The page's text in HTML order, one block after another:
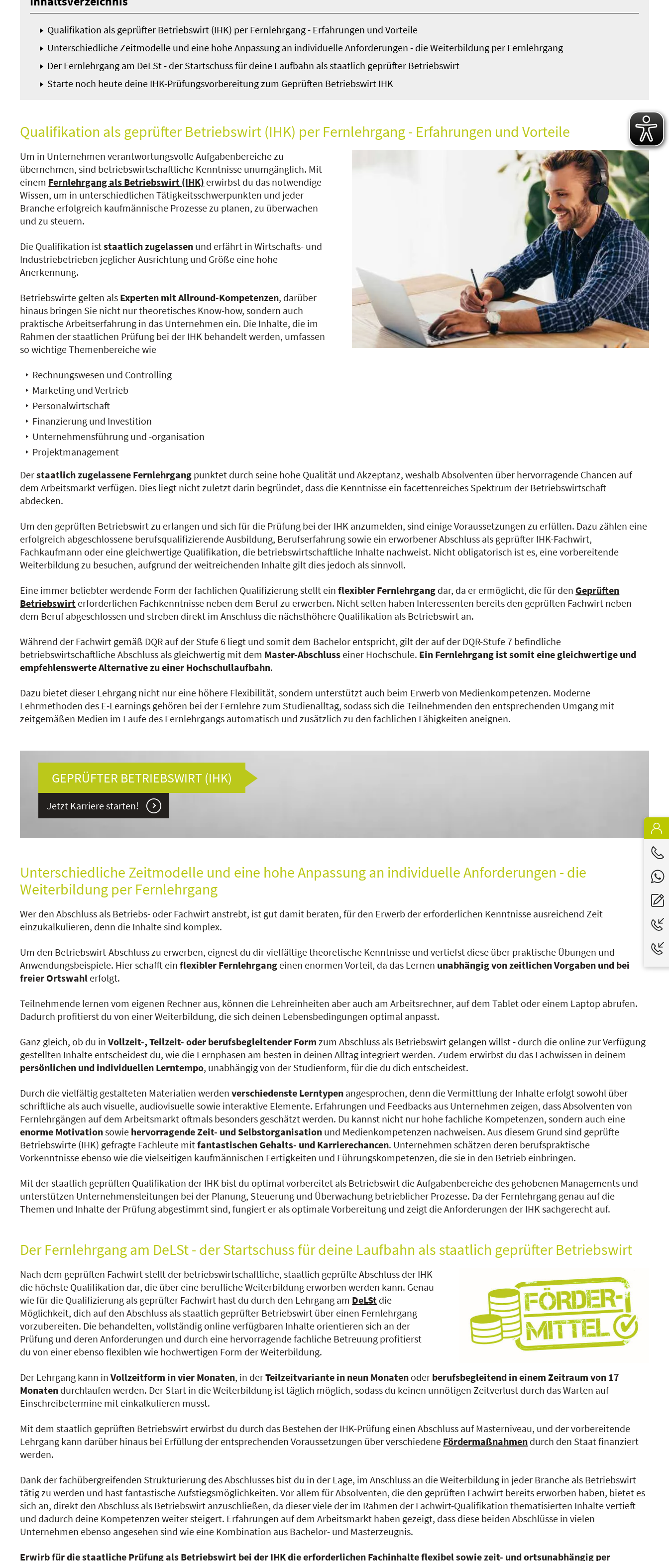
Qualifikation als geprüfter Betriebswirt (IHK) per Fernlehrgang - Erfahrungen und Vorteile
Unterschiedliche Zeitmodelle und eine hohe Anpassung an individuelle Anforderungen - die Weiterbildung per Fernlehrgang
Der Fernlehrgang am DeLSt - der Startschuss für deine Laufbahn als staatlich geprüfter Betriebswirt
Starte noch heute deine IHK-Prüfungsvorbereitung zum Geprüften Betriebswirt IHK
Qualifikation als geprüfter Betriebswirt (IHK) per Fernlehrgang - Erfahrungen und Vorteile
Um in Unternehmen verantwortungsvolle Aufgabenbereiche zu
übernehmen, sind betriebswirtschaftliche Kenntnisse unumgänglich. Mit
einem Fernlehrgang als Betriebswirt (IHK) erwirbst du das notwendige
Wissen, um in unterschiedlichen Tätigkeitsschwerpunkten und jeder
Branche erfolgreich kaufmännische Prozesse zu planen, zu überwachen
und zu steuern.
Die Qualifikation iststaatlich zugelassen und erfährt in Wirtschafts- und
Industriebetrieben jeglicher Ausrichtung und Größe eine hohe
Anerkennung.
Betriebswirte gelten als Experten mit Allround-Kompetenzen, darüber
hinaus bringen Sie nicht nur theoretisches Know-how, sondern auch
praktische Arbeitserfahrung in das Unternehmen ein. Die Inhalte, die im
Rahmen der staatlichen Prüfung bei der IHK behandelt werden, umfassen
so wichtige Themenbereiche wie
Rechnungswesen und Controlling
Marketing und Vertrieb
Personalwirtschaft
Finanzierung und Investition
Unternehmensführung und -organisation
Projektmanagement
Derstaatlich zugelassene Fernlehrgang punktet durch seine hohe Qualität und Akzeptanz, weshalb Absolventen über hervorragende Chancen auf
dem Arbeitsmarkt verfügen. Dies liegt nicht zuletzt darin begründet, dass die Kenntnisse ein facettenreiches Spektrum der Betriebswirtschaft
abdecken.
Um den geprüften Betriebswirt zu erlangen und sich für die Prüfung bei der IHK anzumelden, sind einige Voraussetzungen zu erfüllen. Dazu zählen eine
erfolgreich abgeschlossene berufsqualifizierende Ausbildung, Berufserfahrung sowie ein erworbener Abschluss als geprüfter IHK-Fachwirt,
Fachkaufmann oder eine gleichwertige Qualifikation, die betriebswirtschaftliche Inhalte nachweist. Nicht obligatorisch ist es, eine vorbereitende
Weiterbildung zu besuchen, aufgrund der weitreichenden Inhalte gilt dies jedoch als sinnvoll.
Eine immer beliebter werdende Form der fachlichen Qualifizierung stellt ein flexibler Fernlehrgang dar, da er ermöglicht, die für den Geprüften
Betriebswirt erforderlichen Fachkenntnisse neben dem Beruf zu erwerben. Nicht selten haben Interessenten bereits den geprüften Fachwirt neben
dem Beruf abgeschlossen und streben direkt im Anschluss die nächsthöhere Qualifikation als Betriebswirt an.
Während der Fachwirt gemäß DQR auf der Stufe 6 liegt und somit dem Bachelor entspricht, gilt der auf der DQR-Stufe 7 befindliche
betriebswirtschaftliche Abschluss als gleichwertig mit dem Master-Abschluss einer Hochschule. Ein Fernlehrgang ist somit eine gleichwertige und
empfehlenswerte Alternative zu einer Hochschullaufbahn.
Dazu bietet dieser Lehrgang nicht nur eine höhere Flexibilität, sondern unterstützt auch beim Erwerb von Medienkompetenzen. Moderne
Lehrmethoden des E-Learnings gehören bei der Fernlehre zum Studienalltag, sodass sich die Teilnehmenden den entsprechenden Umgang mit
zeitgemäßen Medien im Laufe des Fernlehrgangs automatisch und zusätzlich zu den fachlichen Fähigkeiten aneignen.
GEPRÜFTER BETRIEBSWIRT (IHK)
Jetzt Karriere starten!
Unterschiedliche Zeitmodelle und eine hohe Anpassung an individuelle Anforderungen - die
Weiterbildung per Fernlehrgang
Wer den Abschluss als Betriebs- oder Fachwirt anstrebt, ist gut damit beraten, für den Erwerb der erforderlichen Kenntnisse ausreichend Zeit
einzukalkulieren, denn die Inhalte sind komplex.
Um den Betriebswirt-Abschluss zu erwerben, eignest du dir vielfältige theoretische Kenntnisse und vertiefst diese über praktische Übungen und
Anwendungsbeispiele. Hier schafft einflexibler Fernlehrgang einen enormen Vorteil, da das Lernen unabhängig von zeitlichen Vorgaben und bei
freier Ortswahl erfolgt.
Teilnehmende lernen vom eigenen Rechner aus, können die Lehreinheiten aber auch am Arbeitsrechner, auf dem Tablet oder einem Laptop abrufen.
Dadurch profitierst du von einer Weiterbildung, die sich deinen Lebensbedingungen optimal anpasst.
Ganz gleich, ob du inVollzeit-, Teilzeit- oder berufsbegleitender Form zum Abschluss als Betriebswirt gelangen willst - durch die online zur Verfügung
gestellten Inhalte entscheidest du, wie die Lernphasen am besten in deinen Alltag integriert werden. Zudem erwirbst du das Fachwissen in deinem
persönlichen und individuellen Lerntempo, unabhängig von der Studienform, für die du dich entscheidest.
Durch die vielfältig gestalteten Materialien werdenverschiedenste Lerntypen angesprochen, denn die Vermittlung der Inhalte erfolgt sowohl über
schriftliche als auch visuelle, audiovisuelle sowie interaktive Elemente. Erfahrungen und Feedbacks aus Unternehmen zeigen, dass Absolventen von
Fernlehrgängen auf dem Arbeitsmarkt oftmals besonders geschätzt werden. Du kannst nicht nur hohe fachliche Kompetenzen, sondern auch eine
enorme Motivationsowie hervorragende Zeit- und Selbstorganisation und Medienkompetenzen nachweisen. Aus diesem Grund sind geprüfte
Betriebswirte (IHK) gefragte Fachleute mitfantastischen Gehalts- und Karrierechancen. Unternehmen schätzen deren berufspraktische
Vorkenntnisse ebenso wie die vielseitigen kaufmännischen Fertigkeiten und Führungskompetenzen, die sie in den Betrieb einbringen.
Mit der staatlich geprüften Qualifikation der IHK bist du optimal vorbereitet als Betriebswirt die Aufgabenbereiche des gehobenen Managements und
unterstützen Unternehmensleitungen bei der Planung, Steuerung und Überwachung betrieblicher Prozesse. Da der Fernlehrgang genau auf die
Themen und Inhalte der Prüfung abgestimmt sind, fungiert er als optimale Vorbereitung und zeigt die Anforderungen der IHK sachgerecht auf.
Der Fernlehrgang am DeLSt - der Startschuss für deine Laufbahn als staatlich geprüfter Betriebswirt
Nach dem geprüften Fachwirt stellt der betriebswirtschaftliche, staatlich geprüfte Abschluss der IHK
die höchste Qualifikation dar, die über eine berufliche Weiterbildung erworben werden kann. Genau
wie für die Qualifizierung als geprüfter Fachwirt hast du durch den Lehrgang am DeLSt die
Möglichkeit, dich auf den Abschluss als staatlich geprüfter Betriebswirt über einen Fernlehrgang
vorzubereiten. Die behandelten, vollständig online verfügbaren Inhalte orientieren sich an der
Prüfung und deren Anforderungen und durch eine hervorragende fachliche Betreuung profitierst
du von einer ebenso flexiblen wie hochwertigen Form der Weiterbildung.
Der Lehrgang kann inVollzeitform in vier Monaten, in derTeilzeitvariante in neun Monaten oder berufsbegleitend in einem Zeitraum von 17
Monaten durchlaufen werden. Der Start in die Weiterbildung ist täglich möglich, sodass du keinen unnötigen Zeitverlust durch das Warten auf
Einschreibetermine mit einkalkulieren musst.
Mit dem staatlich geprüften Betriebswirt erwirbst du durch das Bestehen der IHK-Prüfung einen Abschluss auf Masterniveau, und der vorbereitende
Lehrgang kann darüber hinaus bei Erfüllung der entsprechenden Voraussetzungen über verschiedene Fördermaßnahmen durch den Staat finanziert
werden.
Dank der fachübergreifenden Strukturierung des Abschlusses bist du in der Lage, im Anschluss an die Weiterbildung in jeder Branche als Betriebswirt
tätig zu werden und hast fantastische Aufstiegsmöglichkeiten. Vor allem für Absolventen, die den geprüften Fachwirt bereits erworben haben, bietet es
sich an, direkt den Abschluss als Betriebswirt anzuschließen, da dieser viele der im Rahmen der Fachwirt-Qualifikation thematisierten Inhalte vertieft
und dadurch deine Kompetenzen weiter steigert. Erfahrungen auf dem Arbeitsmarkt haben gezeigt, dass diese beiden Abschlüsse in vielen
Unternehmen ebenso angesehen sind wie eine Kombination aus Bachelor- und Masterzeugnis.
Erwirb für die staatliche Prüfung als Betriebswirt bei der IHK die erforderlichen Fachinhalte flexibel sowie zeit- und ortsunabhängig per